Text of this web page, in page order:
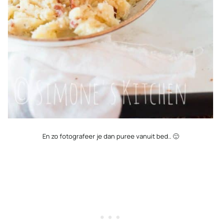
En zo fotografeer je dan puree vanuit bed.. 🙂